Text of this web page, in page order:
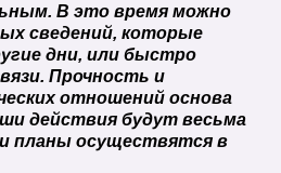
В это время можно
сведений, которые
дни, или быстро
Прочность и
отношений основа
действия будут весьма
планы осуществятся в